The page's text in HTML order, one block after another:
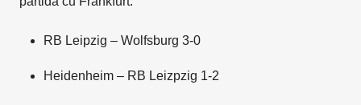
RB Leipzig – Wolfsburg 3-0
Heidenheim – RB Leizpzig 1-2